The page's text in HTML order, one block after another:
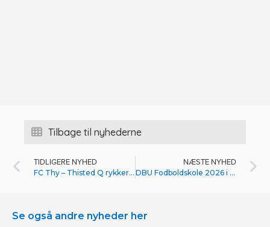
Tilbage til nyhederne
TIDLIGERE NYHED
FC Thy – Thisted Q rykker Karoline Sand op i førsteholdstruppen
NÆSTE NYHED
DBU Fodboldskole 2026 i Thisted FC
Se også andre nyheder her